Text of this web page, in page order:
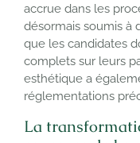
accrue dans les
désormais soumis à
que les candidates
complets sur leurs
esthétique a
réglementations
La